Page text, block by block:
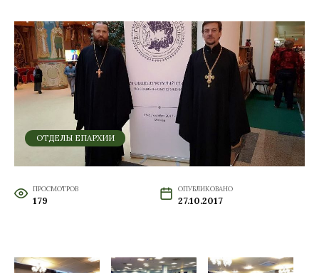
ОТДЕЛЫ ЕПАРХИИ
ПРОСМОТРОВ
179
ОПУБЛИКОВАНО
27.10.2017